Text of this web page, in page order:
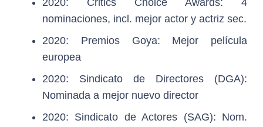
2020: Critics Choice Awards: 4
nominaciones, incl. mejor actor y actriz sec.
2020: Premios Goya: Mejor película
europea
2020: Sindicato de Directores (DGA):
Nominada a mejor nuevo director
2020: Sindicato de Actores (SAG): Nom.